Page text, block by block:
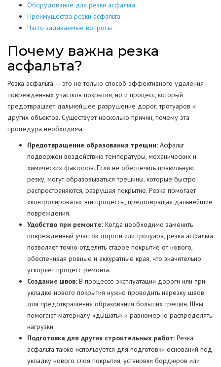
Оборудование для резки асфальта
Преимущества резки асфальта
Часто задаваемые вопросы
Почему важна резка
асфальта?
Резка асфальта — это не только способ эффективного удаления
поврежденных участков покрытия, но и процесс, который
предотвращает дальнейшее разрушение дорог, тротуаров и
других объектов. Существует несколько причин, почему эта
процедура необходима:
Предотвращение образования трещин: Асфальт
подвержен воздействию температуры, механических и
химических факторов. Если не обеспечить правильную
резку, могут образовываться трещины, которые быстро
распространяются, разрушая покрытие. Резка помогает
«контролировать» эти процессы, предотвращая дальнейшие
повреждения.
Удобство при ремонте: Когда необходимо заменить
поврежденный участок дороги или тротуара, резка асфальта
позволяет точно отделить старое покрытие от нового,
обеспечивая ровные и аккуратные края, что значительно
ускоряет процесс ремонта.
Создание швов: В процессе эксплуатации дороги или при
укладке нового покрытия нужно проводить нарезку швов
для предотвращения образования больших трещин. Швы
помогают материалу «дышать» и равномерно распределять
нагрузки.
Подготовка для других строительных работ: Резка
асфальта также используется для подготовки оснований под
укладку нового слоя покрытия, установки бордюров или